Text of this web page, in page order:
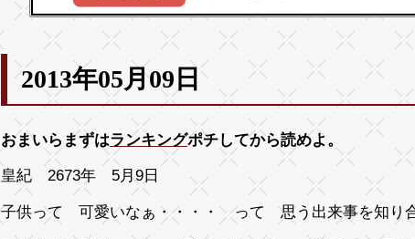
2013年05月09日
おまいらまずはランキングポチしてから読めよ。
皇紀 2673年 5月9日
子供って 可愛いなぁ・・・・ って 思う出来事を知り